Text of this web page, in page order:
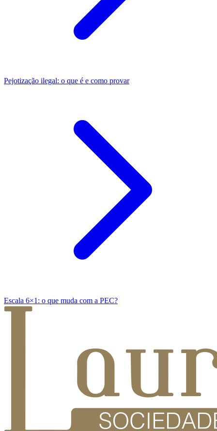
Pejotização ilegal: o que é e como provar
Escala 6×1: o que muda com a PEC?